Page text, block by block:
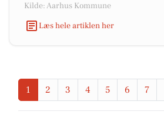
Kilde: Aarhus Kommune
Læs hele artiklen her
1 2 3 4 5 6 7